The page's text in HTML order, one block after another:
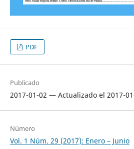
PDF
Publicado
2017-01-02 — Actualizado el 2017-
Número
Vol. 1 Núm. 29 (2017): Enero – Junio